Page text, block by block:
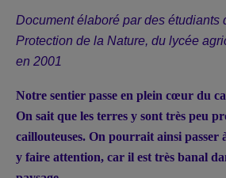
Document élaboré par des étudiants
Protection de la Nature, du lycée
en 2001
Notre sentier passe en plein cœur du
On sait que les terres y sont très peu
caillouteuses. On pourrait ainsi passer
y faire attention, car il est très banal